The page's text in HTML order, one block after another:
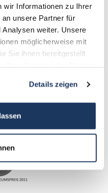
wir Informationen zu Ihrer
unsere Partner für
weiter. Unsere
möglicherweise mit
Sie ihnen bereitgestellt
Details zeigen